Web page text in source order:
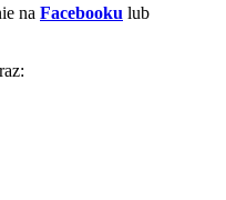
na Facebooku lub